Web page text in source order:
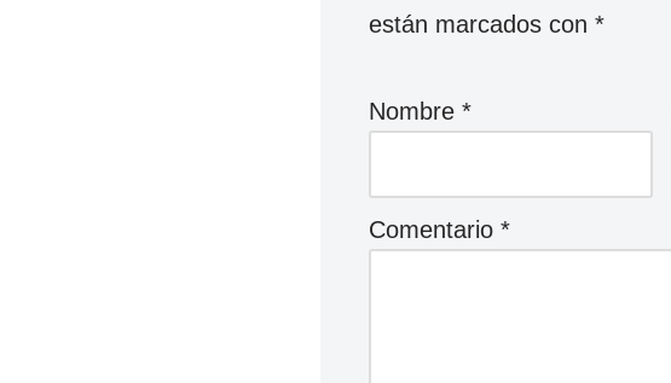
están marcados con*
Nombre*
Comentario*